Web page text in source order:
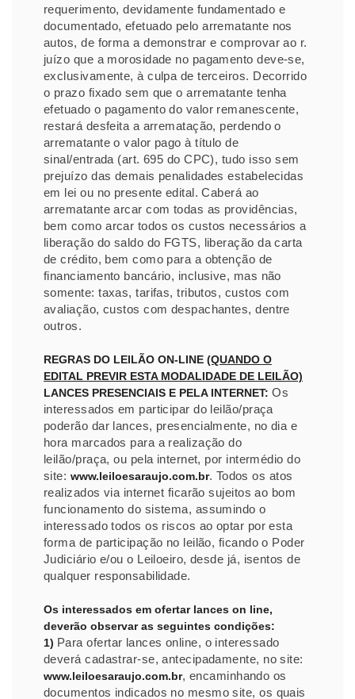
requerimento, devidamente fundamentado e
documentado, efetuado pelo arrematante nos
autos, de forma a demonstrar e comprovar ao r.
juízo que a morosidade no pagamento deve-se,
exclusivamente, à culpa de terceiros. Decorrido
o prazo fixado sem que o arrematante tenha
efetuado o pagamento do valor remanescente,
restará desfeita a arrematação, perdendo o
arrematante o valor pago à título de
sinal/entrada (art. 695 do CPC), tudo isso sem
prejuízo das demais penalidades estabelecidas
em lei ou no presente edital. Caberá ao
arrematante arcar com todas as providências,
bem como arcar todos os custos necessários a
liberação do saldo do FGTS, liberação da carta
de crédito, bem como para a obtenção de
financiamento bancário, inclusive, mas não
somente: taxas, tarifas, tributos, custos com
avaliação, custos com despachantes, dentre
outros.
REGRAS DO LEILÃO ON-LINE (QUANDO O
EDITAL PREVIR ESTA MODALIDADE DE LEILÃO)
LANCES PRESENCIAIS E PELA INTERNET: Os
interessados em participar do leilão/praça
poderão dar lances, presencialmente, no dia e
hora marcados para a realização do
leilão/praça, ou pela internet, por intermédio do
site: www.leiloesaraujo.com.br. Todos os atos
realizados via internet ficarão sujeitos ao bom
funcionamento do sistema, assumindo o
interessado todos os riscos ao optar por esta
forma de participação no leilão, ficando o Poder
Judiciário e/ou o Leiloeiro, desde já, isentos de
qualquer responsabilidade.
Os interessados em ofertar lances on line,
deverão observar as seguintes condições:
1) Para ofertar lances online, o interessado
deverá cadastrar-se, antecipadamente, no site:
www.leiloesaraujo.com.br, encaminhando os
documentos indicados no mesmo site, os quais